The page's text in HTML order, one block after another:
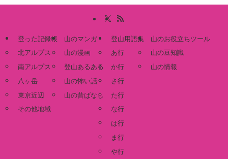
登った記録帳
北アルプス
南アルプス
八ヶ岳
東京近辺
その他地域
山のマンガ
山の漫画
登山あるある
山の怖い話
山の昔ばなし
登山用語集
あ行
か行
さ行
た行
な行
は行
ま行
や行
山のお役立ちツール
山の豆知識
山の情報